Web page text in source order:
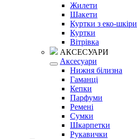
Жилети
Шакети
Куртки з еко-шкіри
Куртки
Вітрівка
АКСЕСУАРИ
Аксесуари
Нижня білизна
Гаманці
Кепки
Парфуми
Ремені
Сумки
Шкарпетки
Рукавички